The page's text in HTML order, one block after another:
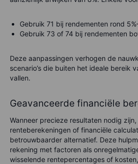
Gebruik 71 bij rendementen rond
Gebruik 73 of 74 bij rendementen
Deze aanpassingen verhogen de
scenario’s die buiten het ideale bereik
vallen.
Geavanceerde financiële
Wanneer precieze resultaten nodig
renteberekeningen of financiële
betrouwbaarder alternatief. Deze
rekening met factoren als
wisselende rentepercentages of